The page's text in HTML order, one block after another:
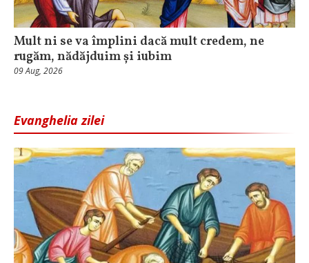
Mult ni se va împlini dacă mult credem, ne
rugăm, nădăjduim și iubim
09 Aug, 2026
Evanghelia zilei